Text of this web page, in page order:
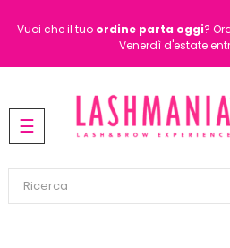
Vuoi che il tuo ordine parta oggi?
Venerdì d'estate
navigazione
Toggle
☰